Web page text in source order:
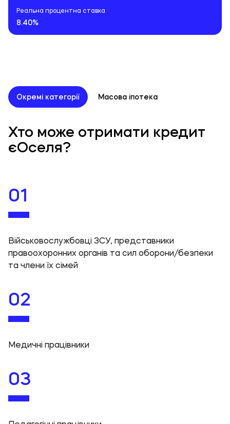
Реальна процентна ставка
8.40%
Окремі категорії Масова іпотека
Хто може отримати кредит
єОселя?
01
Військовослужбовці ЗСУ, представники
правоохоронних органів та сил оборони/безпеки
та члени їх сімей
02
Медичні працівники
03